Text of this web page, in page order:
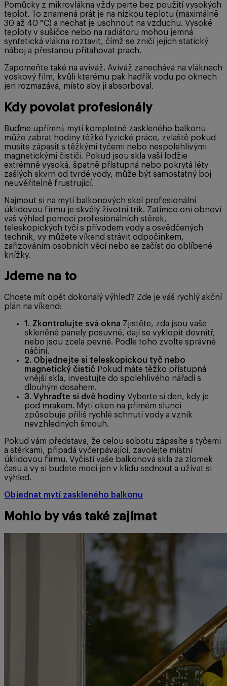
Pomůcky z mikrovlákna vždy perte bez použití vysokých
teplot. To znamená prát je na nízkou teplotu (maximálně
30 až 40 °C) a nechat je uschnout na vzduchu. Vysoké
teploty v sušičce nebo na radiátoru mohou jemná
syntetická vlákna roztavit, čímž se zničí jejich statický
náboj a přestanou přitahovat prach.
Zapomeňte také na aviváž. Aviváž zanechává na vláknech
voskový film, kvůli kterému pak hadřík vodu po oknech
jen rozmazává, místo aby ji absorboval.
Kdy povolat profesionály
Buďme upřímní: mytí kompletně zaskleného balkonu
může zabrat hodiny těžké fyzické práce, zvláště pokud
musíte zápasit s těžkými tyčemi nebo nespolehlivými
magnetickými čističi. Pokud jsou skla vaší lodžie
extrémně vysoká, špatně přístupná nebo pokrytá léty
zašlých skvrn od tvrdé vody, může být samostatný boj
neuvěřitelně frustrující.
Najmout si na mytí balkonových skel profesionální
úklidovou firmu je skvělý životní trik. Zatímco oni obnoví
váš výhled pomocí profesionálních stěrek,
teleskopických tyčí s přívodem vody a osvědčených
technik, vy můžete víkend strávit odpočinkem,
zařizováním osobních věcí nebo se začíst do oblíbené
knížky.
Jdeme na to
Chcete mít opět dokonalý výhled? Zde je váš rychlý akční
plán na víkend:
1. Zkontrolujte svá okna Zjistěte, zda jsou vaše
skleněné panely posuvné, dají se vyklopit dovnitř,
nebo jsou zcela pevné. Podle toho zvolte správné
náčiní.
2. Objednejte si teleskopickou tyč nebo
magnetický čistič Pokud máte těžko přístupná
vnější skla, investujte do spolehlivého nářadí s
dlouhým dosahem.
3. Vyhraďte si dvě hodiny Vyberte si den, kdy je
pod mrakem. Mytí oken na přímém slunci
způsobuje příliš rychlé schnutí vody a vznik
nevzhledných šmouh.
Pokud vám představa, že celou sobotu zápasíte s tyčemi
a stěrkami, připadá vyčerpávající, zavolejte místní
úklidovou firmu. Vyčistí vaše balkonová skla za zlomek
času a vy si budete moci jen v klidu sednout a užívat si
výhled.
Objednat mytí zaskleného balkonu
Mohlo by vás také zajímat